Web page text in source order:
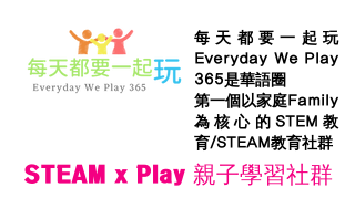
每天都要一起玩
Everyday We Play
365是華語圈
第一個以家庭Family
為核心的STEM教
育/STEAM教育社群
STEAM x Play 親子學習社群